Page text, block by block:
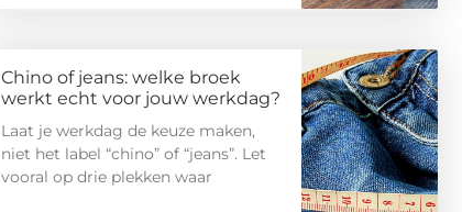
Chino of jeans: welke broek
werkt echt voor jouw werkdag?
Laat je werkdag de keuze maken,
niet het label “chino” of “jeans”. Let
vooral op drie plekken waar